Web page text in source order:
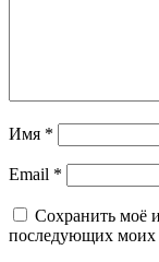
Имя *
Email *
Сохранить моё
последующих моих